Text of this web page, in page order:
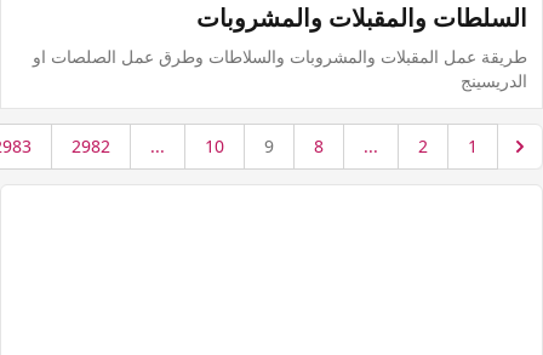
السلطات والمقبلات والمشروبات
طريقة عمل المقبلات والمشروبات والسلاطات وطرق عمل الصلصات او
الدريسينج
1
2
...
8
9
10
...
2982